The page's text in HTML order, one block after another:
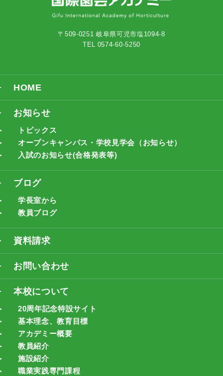
〒509-0251 岐阜県可児市塩1094-8
TEL 0574-60-5250
HOME
お知らせ
トピックス
オープンキャンパス・学校見学会（お知らせ）
入試のお知らせ(合格発表等)
ブログ
学長室から
教員ブログ
資料請求
お問い合わせ
本校について
20周年記念特設サイト
基本理念、教育目標
アカデミー概要
教員紹介
施設紹介
職業実践専門課程